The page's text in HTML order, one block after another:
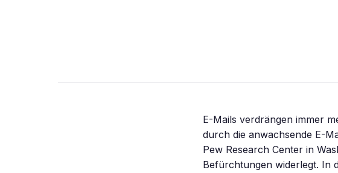
E-Mails verdrängen immer
durch die anwachsende E-
Pew Research Center in
Befürchtungen widerlegt. In